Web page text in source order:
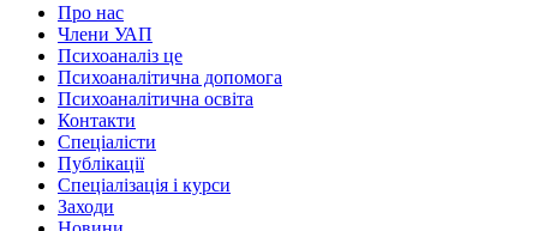
Про нас
Члени УАП
Психоаналіз це
Психоаналітична допомога
Психоаналітична освіта
Контакти
Спеціалісти
Публікації
Cпеціалізація і курси
Заходи